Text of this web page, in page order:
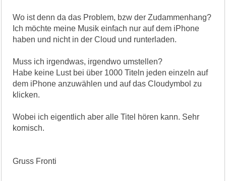
Wo ist denn da das Problem, bzw der Zudammenhang?
Ich möchte meine Musik einfach nur auf dem iPhone
haben und nicht in der Cloud und runterladen.
Muss ich irgendwas, irgendwo umstellen?
Habe keine Lust bei über 1000 Titeln jeden einzeln auf
dem iPhone anzuwählen und auf das Cloudymbol zu
klicken.
Wobei ich eigentlich aber alle Titel hören kann. Sehr
komisch.
Gruss Fronti